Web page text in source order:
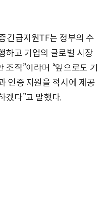
긴급지원TF는 정부의 수
하고 기업의 글로벌 시장
직”이라며 “앞으로도 기
인증 지원을 적시에 제공
겠다”고 말했다.